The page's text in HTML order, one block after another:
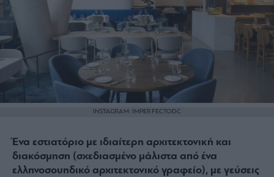
INSTAGRAM: IMPERFECTODC
Ένα εστιατόριο με ιδιαίτερη αρχιτεκτονική και
διακόσμηση (σχεδιασμένο μάλιστα από ένα
ελληνοσουηδικό αρχιτεκτονικό γραφείο), με γεύσεις